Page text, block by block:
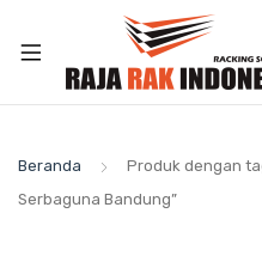
Beranda
Produk dengan
Serbaguna Bandung”